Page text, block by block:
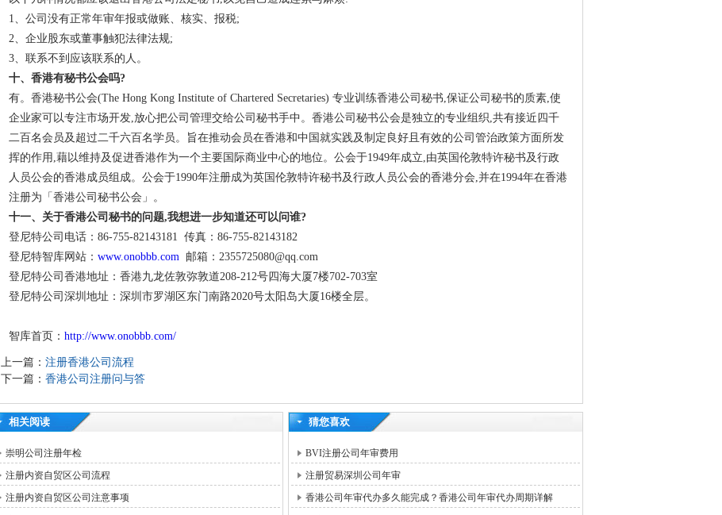
1、公司没有正常年审年报或做账、核实、报税;
2、企业股东或董事触犯法律法规;
3、联系不到应该联系的人。
十、香港有秘书公会吗?
有。香港秘书公会(The Hong Kong Institute of Chartered Secretaries) 专业训练香港公司秘书,保证公司秘书的质素,使
企业家可以专注市场开发,放心把公司管理交给公司秘书手中。香港公司秘书公会是独立的专业组织,共有接近四千
二百名会员及超过二千六百名学员。旨在推动会员在香港和中国就实践及制定良好且有效的公司管治政策方面所发
挥的作用,藉以维持及促进香港作为一个主要国际商业中心的地位。公会于1949年成立,由英国伦敦特许秘书及行政
人员公会的香港成员组成。公会于1990年注册成为英国伦敦特许秘书及行政人员公会的香港分会,并在1994年在香港
注册为「香港公司秘书公会」。
十一、关于香港公司秘书的问题,我想进一步知道还可以问谁?
登尼特公司电话：86-755-82143181 传真：86-755-82143182
登尼特智库网站： www.onobbb.com 邮箱：2355725080@qq.com
登尼特公司香港地址：香港九龙佐敦弥敦道208-212号四海大厦7楼702-703室
登尼特公司深圳地址：深圳市罗湖区东门南路2020号太阳岛大厦16楼全层。
智库首页： http://www.onobbb.com/
上一篇： 注册香港公司流程
下一篇： 香港公司注册问与答
相关阅读
崇明公司注册年检
注册内资自贸区公司流程
注册内资自贸区公司注意事项
猜您喜欢
BVI注册公司年审费用
注册贸易深圳公司年审
香港公司年审代办多久能完成？香港公司年审代办周期详解